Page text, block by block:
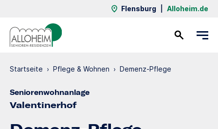
Flensburg Alloheim.de
Startseite › Pflege & Wohnen › Demenz-Pflege
Seniorenwohnanlage
Valentinerhof